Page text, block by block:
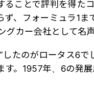
ことで評判を得た
、フォーミュラ1ま
カー会社として名
たのがロータス6
。1957年、6の発